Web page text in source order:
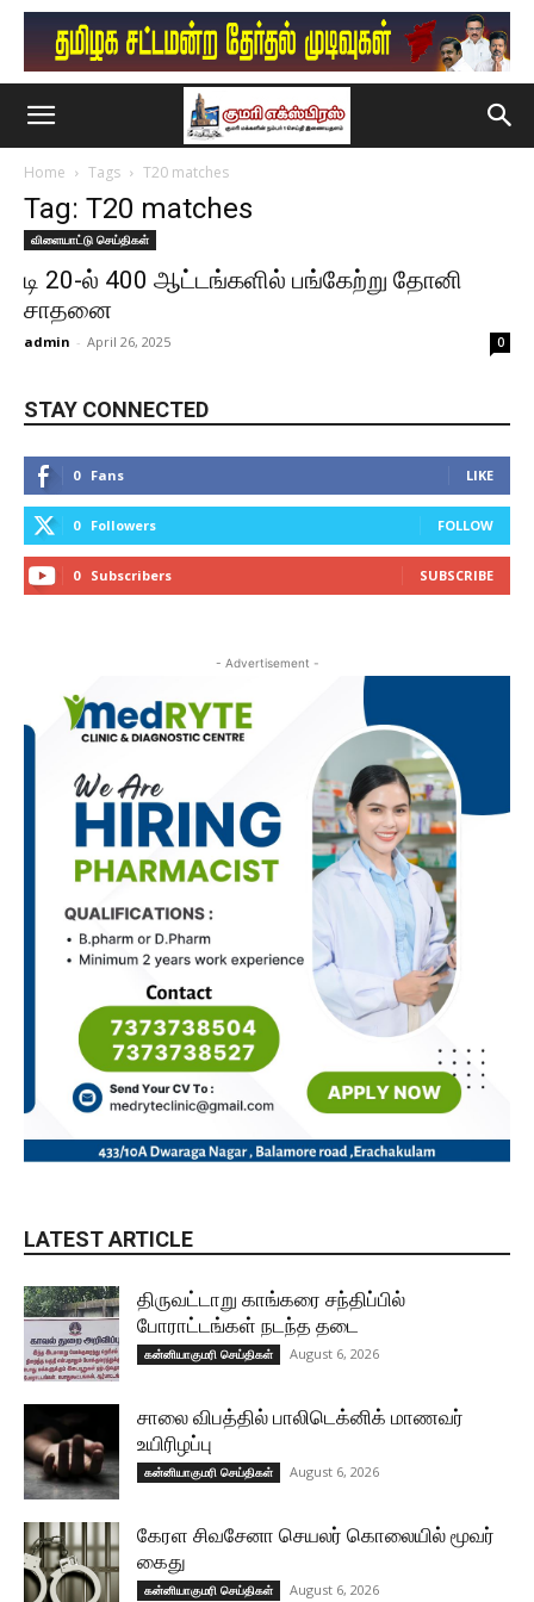
Home Tags T20 matches
Tag: T20 matches
விளையாட்டு செய்திகள்
டி 20-ல் 400 ஆட்டங்களில் பங்கேற்று தோனி
சாதனை
admin - April 26, 2025 0
STAY CONNECTED
0 Fans LIKE
0 Followers FOLLOW
0 Subscribers SUBSCRIBE
- Advertisement -
LATEST ARTICLE
திருவட்டாறு காங்கரை சந்திப்பில்
போராட்டங்கள் நடந்த தடை
கன்னியாகுமரி செய்திகள் August 6, 2026
சாலை விபத்தில் பாலிடெக்னிக் மாணவர்
உயிரிழப்பு
கன்னியாகுமரி செய்திகள் August 6, 2026
கேரள சிவசேனா செயலர் கொலையில் மூவர்
கைது
கன்னியாகுமரி செய்திகள் August 6, 2026